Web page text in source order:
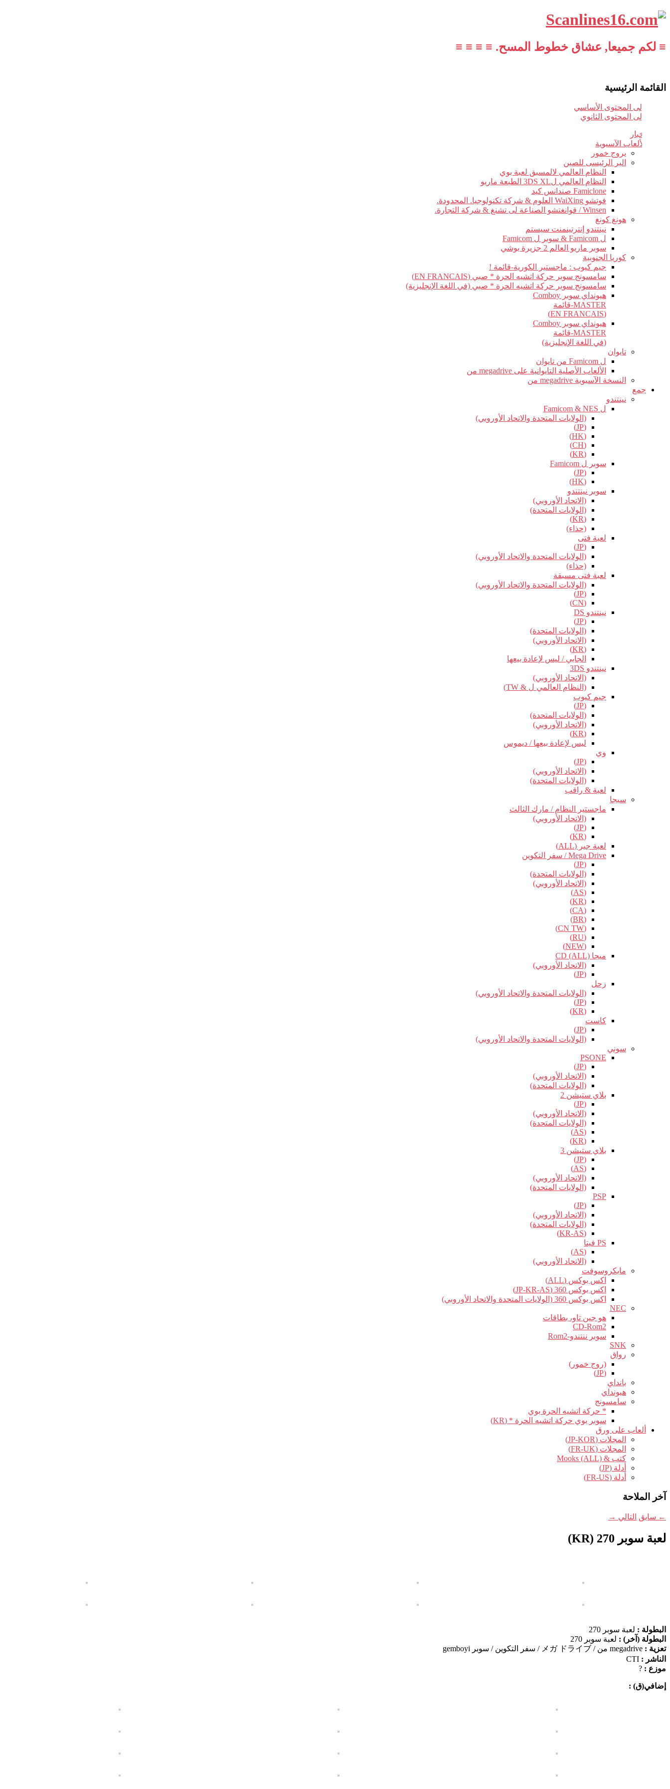
≡ لكم جميعا, عشاق خطوط المسح. ≡ ≡ ≡ ≡
القائمة الرئيسية
تخطي إلى المحتوى الأساسي
تخطي إلى المحتوى الثانوي
أخبار
الألعاب الآسيوية
يروج خمور
البر الرئيسى للصين
النظام العالمي لالمسبق لعبة بوي
النظام العالمي ل3DS XL الطبعة ماريو
Famiclone صندانس كيد
فوتشو WaiXing العلوم & شركة تكنولوجيا. المحدودة.
Winsen / قوانغتشو الصناعة لى تشنغ & شركة التجارة.
هونغ كونغ
نينتندو إنترتينمنت سيستم
ل Famicom & سوبر ل Famicom
سوبر ماريو العالم 2 جزيرة يوشي
كوريا الجنوبية
جيم كيوب : ماجستير الكورية-قائمة !
سامسونج سوبر حركة اتشيه الحرة * صبي (EN FRANCAIS)
سامسونج سوبر حركة اتشيه الحرة * صبي (في اللغة الإنجليزية)
هيونداي سوبر Comboy
MASTER-قائمة
(EN FRANCAIS)
هيونداي سوبر Comboy
MASTER-قائمة
(في اللغة الإنجليزية)
تايوان
ل Famicom من تايوان
الألعاب الأصلية التايوانية على megadrive من
النسخة الآسيوية megadrive من
جمع
نينتندو
ل Famicom & NES
(الولايات المتحدة والاتحاد الأوروبي)
(JP)
(HK)
(CH)
(KR)
سوبر ل Famicom
(JP)
(HK)
سوبر نينتندو
(الاتحاد الأوروبي)
(الولايات المتحدة)
(KR)
(حذاء)
لعبة فتى
(JP)
(الولايات المتحدة والاتحاد الأوروبي)
(حذاء)
لعبة فتى مسبقة
(الولايات المتحدة والاتحاد الأوروبي)
(JP)
(CN)
نينتندو DS
(JP)
(الولايات المتحدة)
(الاتحاد الأوروبي)
(KR)
الجابي / ليس لإعادة بيعها
نينتندو 3DS
(الاتحاد الأوروبي)
(النظام العالمي ل & TW)
جيم كيوب
(JP)
(الولايات المتحدة)
(الاتحاد الأوروبي)
(KR)
ليس لإعادة بيعها / ديموس
وي
(JP)
(الاتحاد الأوروبي)
(الولايات المتحدة)
لعبة & راقب
سيجا
ماجستير النظام / مارك الثالث
(الاتحاد الأوروبي)
(JP)
(KR)
لعبة جير (ALL)
Mega Drive / سفر التكوين
(JP)
(الولايات المتحدة)
(الاتحاد الأوروبي)
(AS)
(KR)
(CA)
(BR)
(CN TW)
(RU)
(NEW)
ميجا CD (ALL)
(الاتحاد الأوروبي)
(JP)
زحل
(الولايات المتحدة والاتحاد الأوروبي)
(JP)
(KR)
كاست
(JP)
(الولايات المتحدة والاتحاد الأوروبي)
سوني
PSONE
(JP)
(الاتحاد الأوروبي)
(الولايات المتحدة)
بلاي ستيشن 2
(JP)
(الاتحاد الأوروبي)
(الولايات المتحدة)
(AS)
(KR)
بلاي ستيشن 3
(JP)
(AS)
(الاتحاد الأوروبي)
(الولايات المتحدة)
PSP
(JP)
(الاتحاد الأوروبي)
(الولايات المتحدة)
(KR-AS)
PS فيتا
(AS)
(الاتحاد الأوروبي)
مايكروسوفت
اكس بوكس (ALL)
اكس بوكس 360 (JP-KR-AS)
اكس بوكس 360 (الولايات المتحدة والاتحاد الأوروبي)
NEC
هو جين تاو، بطاقات
CD-Rom2
سوبر ننتندو-Rom2
SNK
رواق
(روج خمور)
(JP)
بانداي
هيونداي
سامسونج
* حركة اتشيه الحرة بوي
سوبر بوي حركة اتشيه الحرة * (KR)
ألعاب على ورق
المجلات (JP-KOR)
المجلات (FR-UK)
كتب & Mooks (ALL)
أدلة (JP)
أدلة (FR-US)
آخر الملاحة
← سابق التالي →
لعبة سوبر 270 (KR)
البطولة : لعبة سوبر 270
البطولة (آخر) : لعبة سوبر 270
تعزية : megadrive من / メガ ドライブ / سفر التكوين / سوبر gemboyi
الناشر : CTI
موزع : ?
إضافي(ق) :